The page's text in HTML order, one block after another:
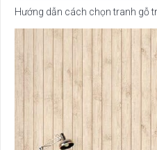
Hướng dẫn cách chọn tranh gỗ